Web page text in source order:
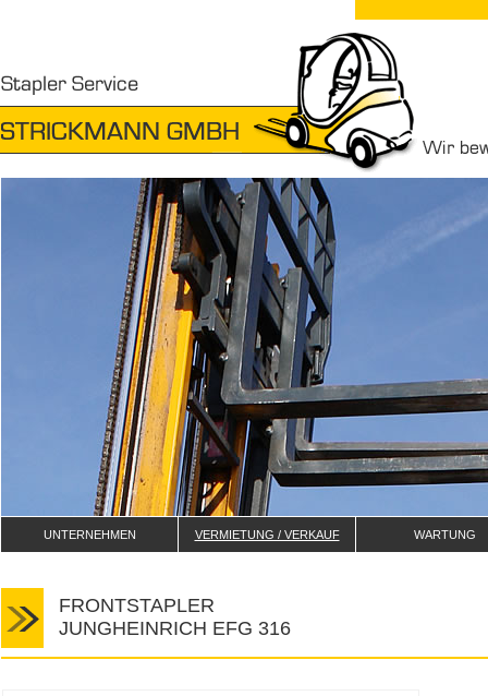
UNTERNEHMEN VERMIETUNG / VERKAUF WARTUNG
FRONTSTAPLER
JUNGHEINRICH EFG 316